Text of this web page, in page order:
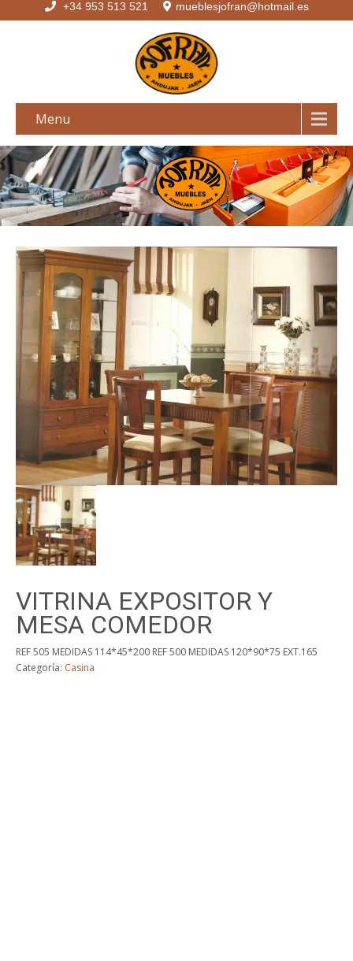
+34 953 513 521 mueblesjofran@hotmail.es
Menu
VITRINA EXPOSITOR Y
MESA COMEDOR
REF 505 MEDIDAS 114*45*200 REF 500 MEDIDAS 120*90*75 EXT.165
Categoría: Casina